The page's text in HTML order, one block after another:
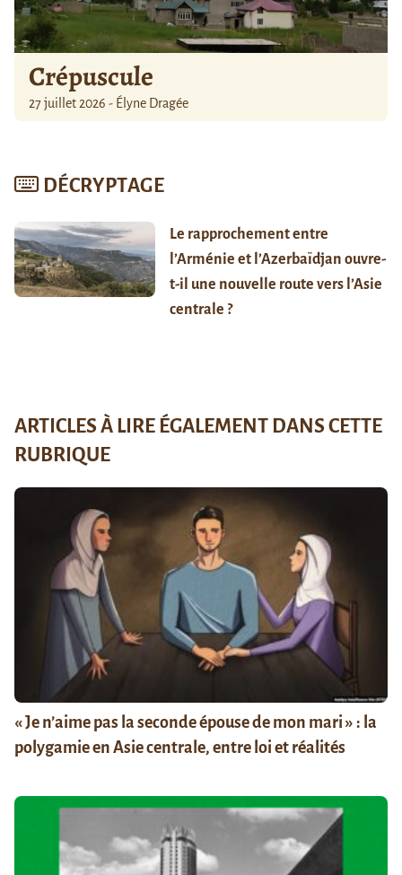
Crépuscule
27 juillet 2026 - Élyne Dragée
DÉCRYPTAGE
Le rapprochement entre
l’Arménie et l’Azerbaïdjan ouvre-
t-il une nouvelle route vers l’Asie
centrale ?
ARTICLES À LIRE ÉGALEMENT DANS CETTE
RUBRIQUE
« Je n’aime pas la seconde épouse de mon mari » : la
polygamie en Asie centrale, entre loi et réalités